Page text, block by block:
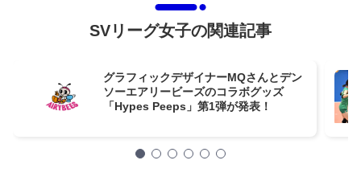
SVリーグ女子の関連記事
グラフィックデザイナーMQさんとデン
ソーエアリービーズのコラボグッズ
「Hypes Peeps」第1弾が発表！